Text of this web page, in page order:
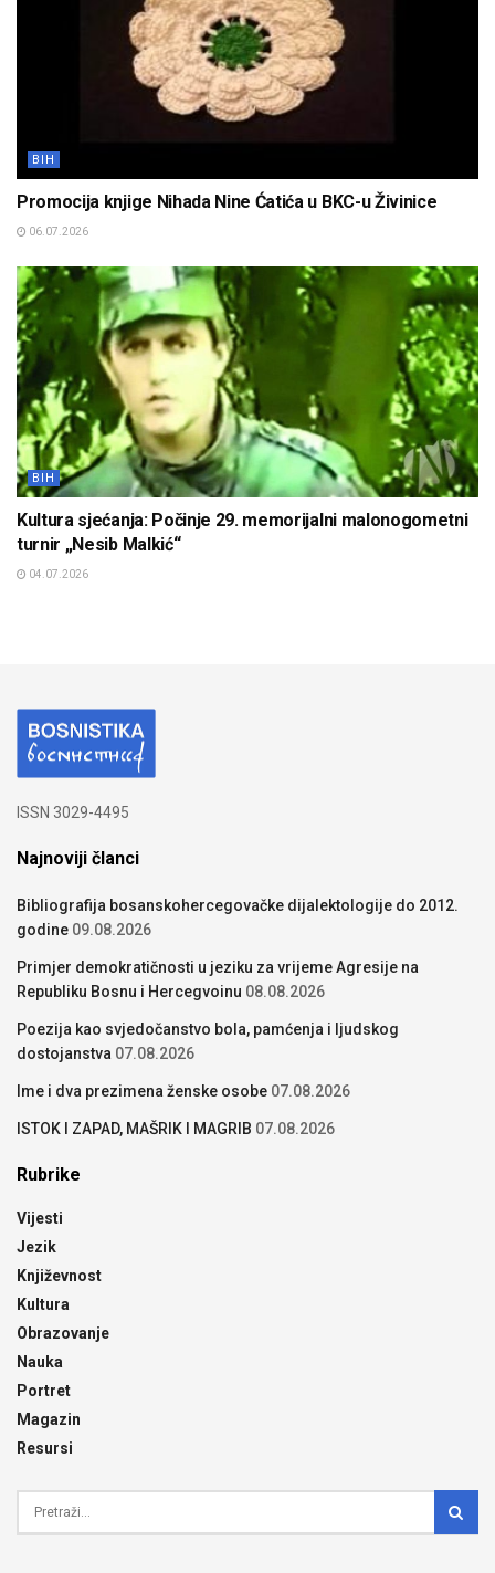
BIH
Promocija knjige Nihada Nine Ćatića u BKC-u Živinice
06.07.2026
BIH
Kultura sjećanja: Počinje 29. memorijalni malonogometni
turnir „Nesib Malkić“
04.07.2026
ISSN 3029-4495
Najnoviji članci
Bibliografija bosanskohercegovačke dijalektologije do 2012.
godine 09.08.2026
Primjer demokratičnosti u jeziku za vrijeme Agresije na
Republiku Bosnu i Hercegvoinu 08.08.2026
Poezija kao svjedočanstvo bola, pamćenja i ljudskog
dostojanstva 07.08.2026
Ime i dva prezimena ženske osobe 07.08.2026
ISTOK I ZAPAD, MAŠRIK I MAGRIB 07.08.2026
Rubrike
Vijesti
Jezik
Književnost
Kultura
Obrazovanje
Nauka
Portret
Magazin
Resursi